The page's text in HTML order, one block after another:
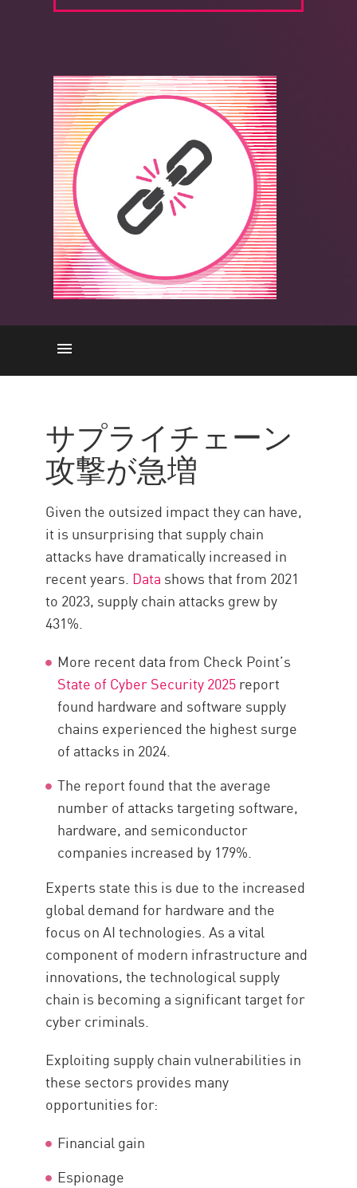
Incidents
仕組み
攻撃の影響
脅威
常に最新の状態に維持
ベスト プラクティス
Minimize the Impact
チェック・ポイントのソリュ
ーション
サプライチェーン
攻撃が急増
Given the outsized impact they can have,
it is unsurprising that supply chain
attacks have dramatically increased in
recent years. Data shows that from 2021
to 2023, supply chain attacks grew by
431%.
More recent data from Check Point’s
State of Cyber Security 2025report
found hardware and software supply
chains experienced the highest surge
of attacks in 2024.
The report found that the average
number of attacks targeting software,
hardware, and semiconductor
companies increased by 179%.
Experts state this is due to the increased
global demand for hardware and the
focus on AI technologies. As a vital
component of modern infrastructure and
innovations, the technological supply
chain is becoming a significant target for
cyber criminals.
Exploiting supply chain vulnerabilities in
these sectors provides many
opportunities for:
Financial gain
Espionage